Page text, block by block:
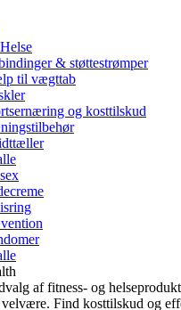
& støttestrømper
til vægttab
og kosttilskud
af fitness- og
Find kosttilskud og